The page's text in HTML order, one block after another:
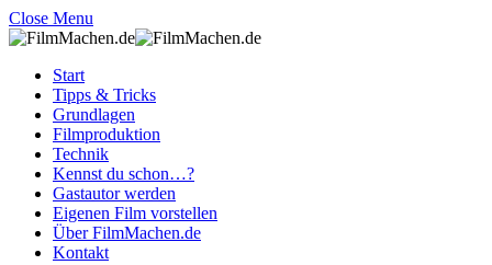
Close Menu
Start
Tipps & Tricks
Grundlagen
Filmproduktion
Technik
Kennst du schon…?
Gastautor werden
Eigenen Film vorstellen
Über FilmMachen.de
Kontakt